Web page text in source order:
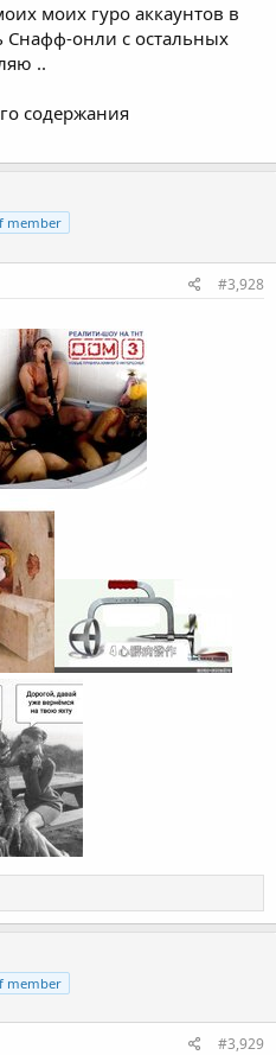
моих гуро аккаунтов в
Снафф-онли с остальных
..
содержания
member
#3,928
member
#3,929